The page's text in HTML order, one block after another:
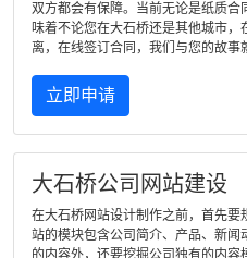
双方都会有保障。当前无论是纸质
味着不论您在大石桥还是其他城市
离，在线签订合同，我们与您的故事
立即申请
大石桥公司网站建设
在大石桥网站设计制作之前，首先要
站的模块包含公司简介、产品、新闻
的内容外，还要挖掘公司独有的内